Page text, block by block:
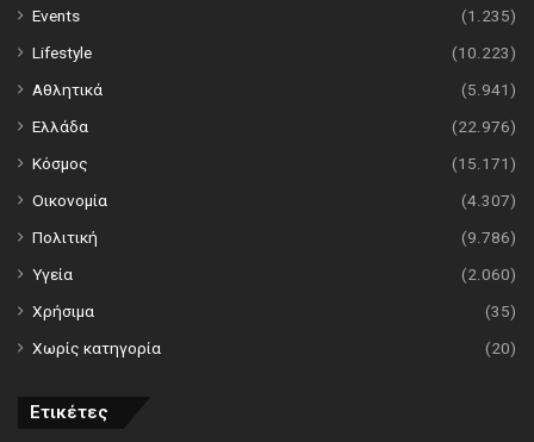
Events
(1.235)
Lifestyle
(10.223)
Αθλητικά
(5.941)
Ελλάδα
(22.976)
Κόσμος
(15.171)
Οικονομία
(4.307)
Πολιτική
(9.786)
Υγεία
(2.060)
Χρήσιμα
(35)
Χωρίς κατηγορία
(20)
Ετικέτες